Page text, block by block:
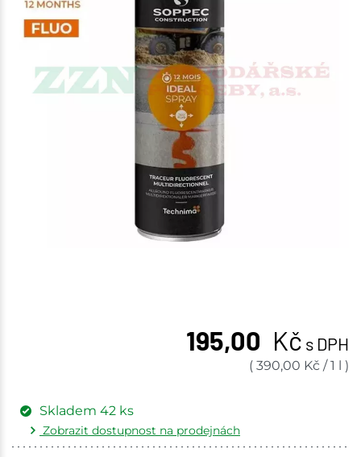
195,00 Kč s DPH
( 390,00 Kč /1 l )
Skladem 42 ks
Zobrazit dostupnost na prodejnách